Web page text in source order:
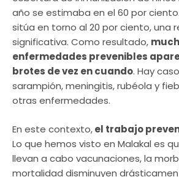
año se estimaba en el 60 por
sitúa en torno al 20 por ciento, una
significativa. Como resultado,
enfermedades prevenibles
brotes de vez en cuando. Hay
sarampión, meningitis, rubéola y
otras enfermedades.
En este contexto,el trabajo
Lo que hemos visto en Malakal es
llevan a cabo vacunaciones, la
mortalidad disminuyen